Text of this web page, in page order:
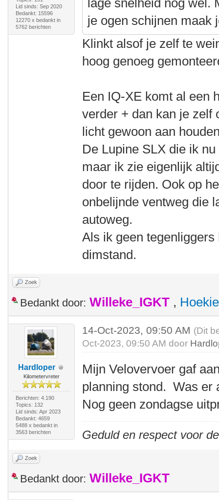
Lid sinds: Sep 2020
Bedankt: 15596
12270 x bedankt in
5762 berichten
lage snelheid nog wel.
je ogen schijnen maak
Klinkt alsof je zelf te
hoog genoeg
Een IQ-XE komt al een
verder + dan kan je zelf
licht gewoon aan
De Lupine SLX die ik
maar ik zie eigenlijk
door te rijden. Ook op
onbelijnde ventweg die
autoweg.
Als ik geen
dimstand.
Zoek
Bedankt door: Willeke_IGKT , Hoekie
Hardloper
Kilometervreter
Berichten: 4.190
Topics: 132
Lid sinds: Apr 2023
Bedankt: 4659
5488 x bedankt in
3563 berichten
14-Oct-2023, 09:50 AM (Dit
Oct-2023, 09:50 AM door
Mijn Velovervoer gaf
planning stond. Was er
Nog geen zondagse
Geduld en respect voor
Zoek
Bedankt door: Willeke_IGKT